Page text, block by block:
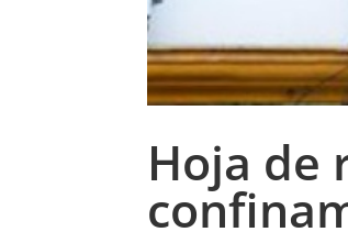
Hoja de